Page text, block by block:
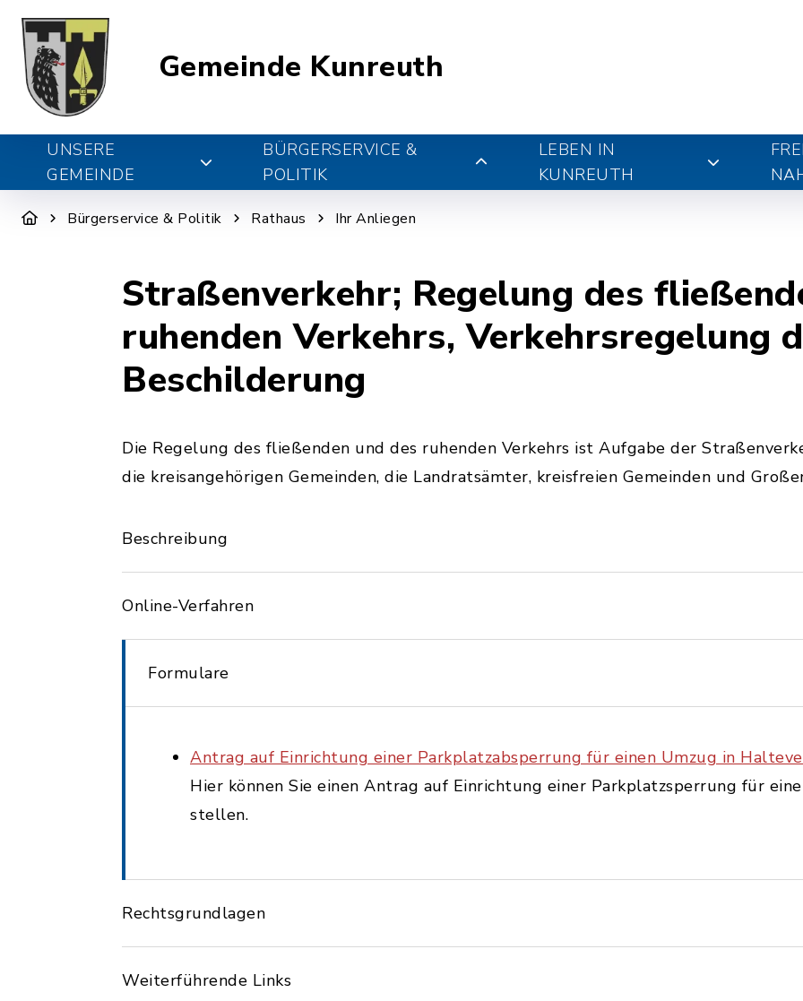
Gemeinde Kunreuth
UNSERE
GEMEINDE
BÜRGERSERVICE &
POLITIK
LEBEN IN
KUNREUTH
Bürgerservice & Politik Rathaus Ihr Anliegen
Straßenverkehr; Regelung des
ruhenden Verkehrs, Verkehrsregelung
Beschilderung
Die Regelung des fließenden und des ruhenden Verkehrs ist Aufgabe der
die kreisangehörigen Gemeinden, die Landratsämter, kreisfreien Gemeinden und
Beschreibung
Online-Verfahren
Formulare
Antrag auf Einrichtung einer Parkplatzabsperrung für einen Umzug in
Hier können Sie einen Antrag auf Einrichtung einer Parkplatzsperrung für
stellen.
Rechtsgrundlagen
Weiterführende Links